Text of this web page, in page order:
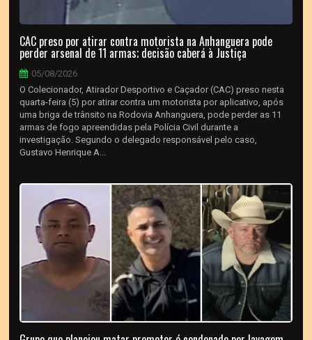
CAC preso por atirar contra motorista na Anhanguera pode
perder arsenal de 11 armas; decisão caberá à Justiça
05/08/2026
O Colecionador, Atirador Desportivo e Caçador (CAC) preso nesta
quarta-feira (5) por atirar contra um motorista por aplicativo, após
uma briga de trânsito na Rodovia Anhanguera, pode perder as 11
armas de fogo apreendidas pela Polícia Civil durante a
investigação. Segundo o delegado responsável pelo caso,
Gustavo Henrique A...